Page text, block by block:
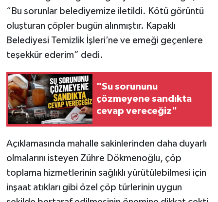
“Bu sorunlar belediyemize iletildi. Kötü görüntü
oluşturan çöpler bugün alınmıştır. Kapaklı
Belediyesi Temizlik İşleri’ne ve emeği geçenlere
teşekkür ederim” dedi.
"Su sorununu
çözmeyene sandıkta
cevap vereceğiz"
Açıklamasında mahalle sakinlerinden daha duyarlı
olmalarını isteyen Zühre Dökmenoğlu, çöp
toplama hizmetlerinin sağlıklı yürütülebilmesi için
inşaat atıkları gibi özel çöp türlerinin uygun